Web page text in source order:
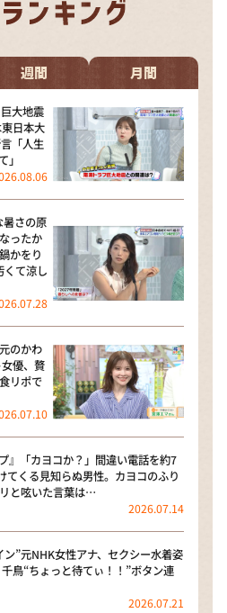
週間 月間
大地震
日本大
「人生
」
さの原
ったか
かをり
くて涼し
のかわ
優、贅
リポで
』「カヨコか？」間違い電話を約7
てくる見知らぬ男性。カヨコのふり
と呟いた言葉は…
2026.07.14
ン”元NHK女性アナ、セクシー水着姿
鳥“ちょっと待てぃ！！”ボタン連
2026.07.21